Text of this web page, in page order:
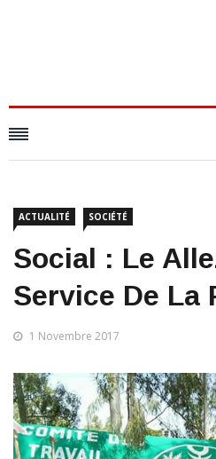
ACTUALITÉ SOCIÉTÉ
Social : Le
Service De La
1 Novembre 2017